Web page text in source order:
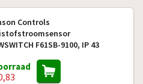
Controls
F61SB-9100, IP 43